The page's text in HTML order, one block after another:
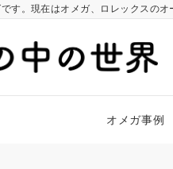
す。現在はオメガ、ロレックスの
オメガ事例